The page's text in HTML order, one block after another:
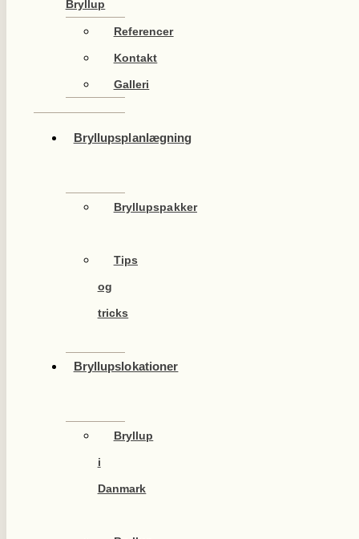
Bryllup
Referencer
Kontakt
Galleri
Bryllupsplanlægning
Bryllupspakker
Tips
og
tricks
Bryllupslokationer
Bryllup
i
Danmark